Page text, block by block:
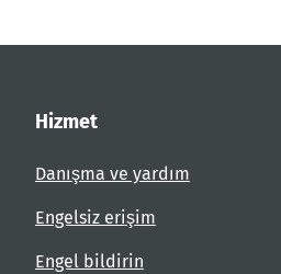
Hizmet
Danışma ve yardım
Engelsiz erişim
Engel bildirin